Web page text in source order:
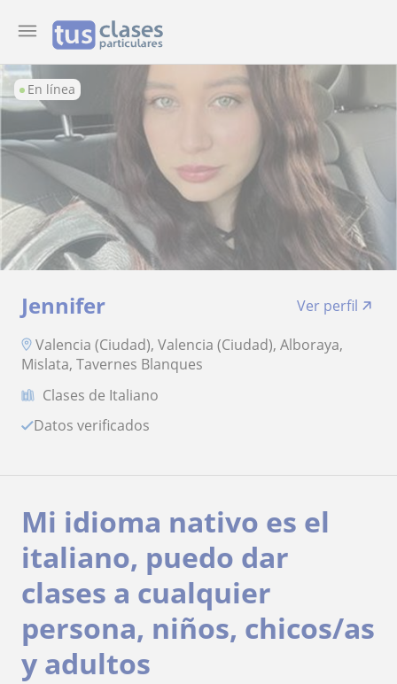
En línea
Jennifer
Ver perfil
Valencia (Ciudad), Valencia (Ciudad), Alboraya,
Mislata, Tavernes Blanques
Clases de Italiano
Datos verificados
Mi idioma nativo es el
italiano, puedo dar
clases a cualquier
persona, niños, chicos/as
y adultos